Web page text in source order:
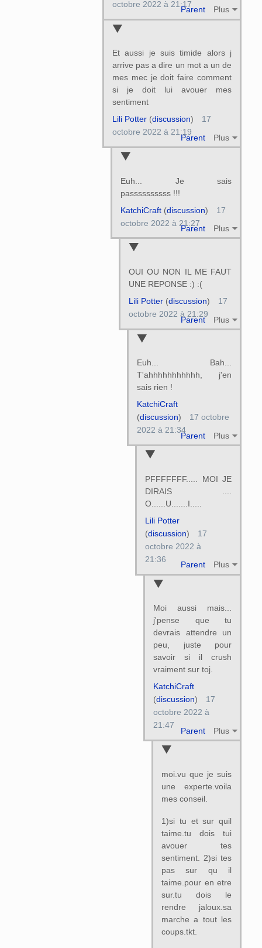
Parent Plus
octobre 2022 à 21:17
Et aussi je suis timide alors j
arrive pas a dire un mot a un de
mes mec je doit faire comment
si je doit lui avouer mes
sentiment
Parent Plus
Lili Potter(discussion)
17
octobre 2022 à 21:19
Euh... Je sais
passssssssss !!!
Parent Plus
KatchiCraft(discussion)
17
octobre 2022 à 21:27
OUI OU NON IL ME FAUT
UNE REPONSE :) :(
Parent Plus
Lili Potter(discussion)
17
octobre 2022 à 21:29
Euh... Bah...
T'ahhhhhhhhhhh, j'en
sais rien !
Parent Plus
KatchiCraft
(discussion)
17 octobre
2022 à 21:34
PFFFFFFF..... MOI JE
DIRAIS ....
O......U.......I.....
Parent Plus
Lili Potter
(discussion)
17
octobre 2022 à
21:36
Moi aussi mais...
j'pense que tu
devrais attendre un
peu, juste pour
savoir si il crush
vraiment sur toj.
Parent Plus
KatchiCraft
(discussion)
17
octobre 2022 à
21:47
moi.vu que je suis
une experte.voila
mes conseil.
1)si tu et sur quil
taime.tu dois tui
avouer tes
sentiment. 2)si tes
pas sur qu il
taime.pour en etre
sur.tu dois le
rendre jaloux.sa
marche a tout les
coups.tkt.